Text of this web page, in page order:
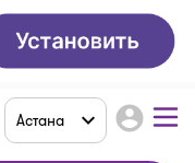
Астана account_circle